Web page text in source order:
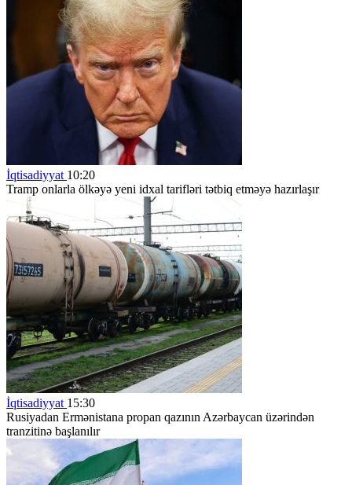
İqtisadiyyat 10:20
Tramp onlarla ölkəyə yeni idxal tarifləri tətbiq etməyə hazırlaşır
İqtisadiyyat 15:30
Rusiyadan Ermənistana propan qazının Azərbaycan üzərindən
tranzitinə başlanılır